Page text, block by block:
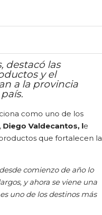
destacó las
y el
a la provincia
como uno de los
Diego Valdecantos, le
que fortalecen la
comienzo de año lo
y ahora se viene una
uno de los destinos más